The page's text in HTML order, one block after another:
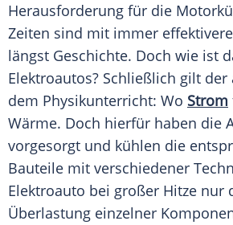
Herausforderung für die
Zeiten sind mit immer
längst Geschichte. Doch wie ist
Elektroautos? Schließlich gilt der
dem Physikunterricht: Wo Strom
Wärme. Doch hierfür haben die
vorgesorgt und kühlen die
Bauteile mit verschiedener
Elektroauto bei großer Hitze nur
Überlastung einzelner